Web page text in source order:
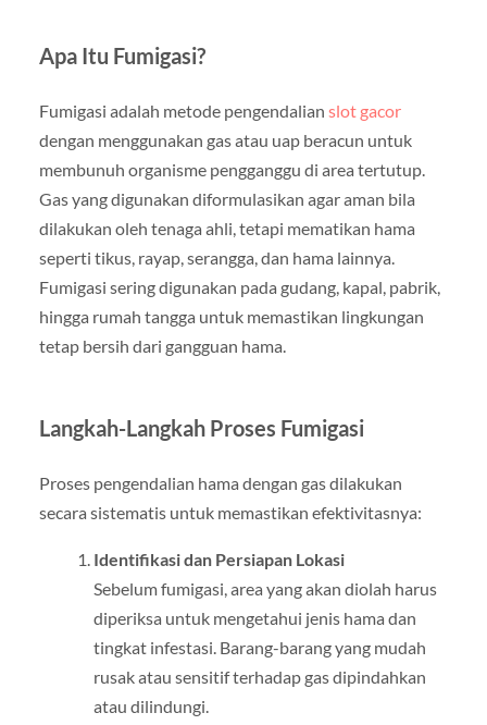
Apa Itu Fumigasi?
Fumigasi adalah metode pengendalian slot gacor
dengan menggunakan gas atau uap beracun untuk
membunuh organisme pengganggu di area tertutup.
Gas yang digunakan diformulasikan agar aman bila
dilakukan oleh tenaga ahli, tetapi mematikan hama
seperti tikus, rayap, serangga, dan hama lainnya.
Fumigasi sering digunakan pada gudang, kapal, pabrik,
hingga rumah tangga untuk memastikan lingkungan
tetap bersih dari gangguan hama.
Langkah-Langkah Proses Fumigasi
Proses pengendalian hama dengan gas dilakukan
secara sistematis untuk memastikan efektivitasnya:
Identifikasi dan Persiapan Lokasi
Sebelum fumigasi, area yang akan diolah harus
diperiksa untuk mengetahui jenis hama dan
tingkat infestasi. Barang-barang yang mudah
rusak atau sensitif terhadap gas dipindahkan
atau dilindungi.